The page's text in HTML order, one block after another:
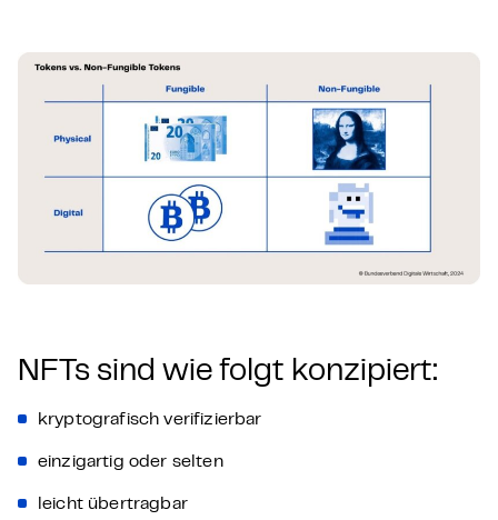
NFTs sind wie folgt konzipiert:
kryptografisch verifizierbar
einzigartig oder selten
leicht übertragbar